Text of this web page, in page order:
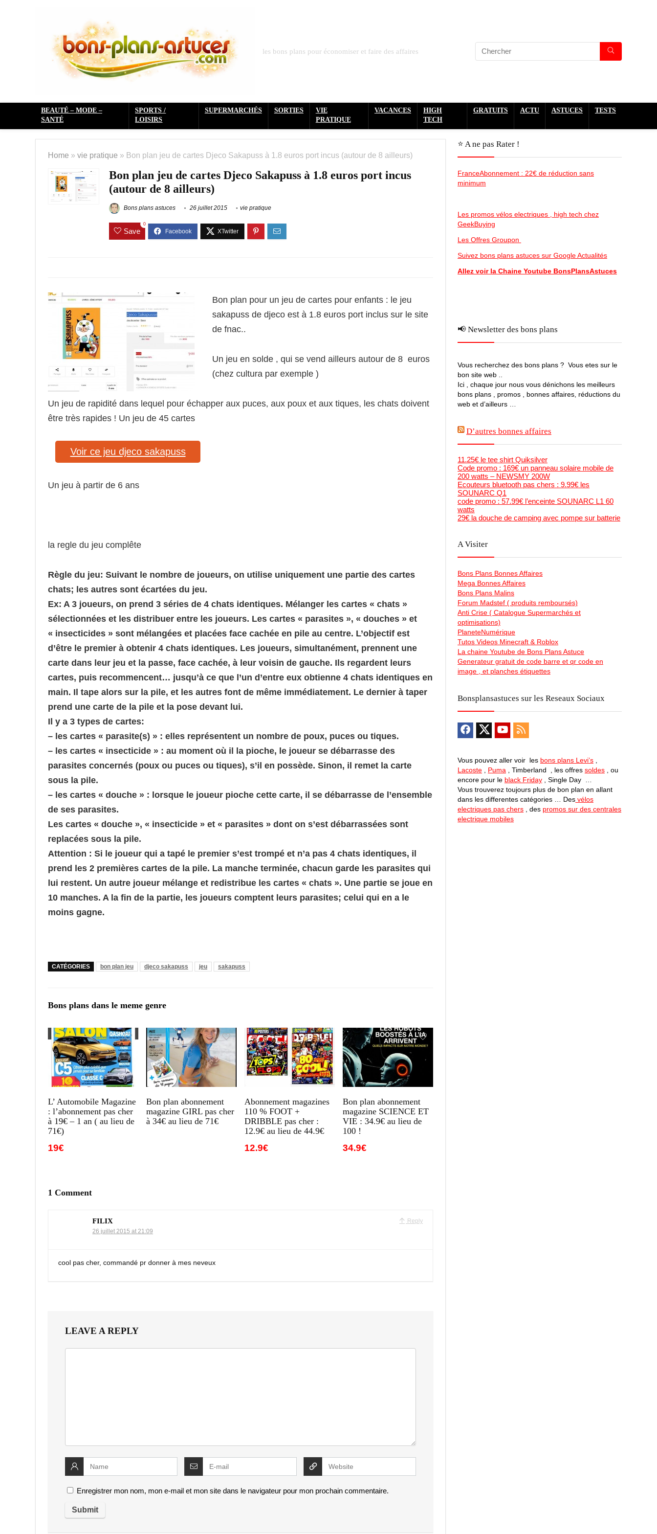
les bons plans pour économiser et faire des affaires
BEAUTÉ – MODE –
SANTÉ
SPORTS /
LOISIRS
SUPERMARCHÉS SORTIES
VIE
PRATIQUE
VACANCES
HIGH
TECH
GRATUITS ACTU ASTUCES TESTS
Home » vie pratique » Bon plan jeu de cartes Djeco Sakapuss à 1.8 euros port incus (autour de 8 ailleurs)
Bon plan jeu de cartes Djeco Sakapuss à 1.8 euros port incus
(autour de 8 ailleurs)
Bons plans astuces 26 juillet 2015 vie pratique
Save
0
Bon plan pour un jeu de cartes pour enfants : le jeu
sakapuss de djeco est à 1.8 euros port inclus sur le site
de fnac..
Un jeu en solde , qui se vend ailleurs autour de 8 euros
(chez cultura par exemple )
Un jeu de rapidité dans lequel pour échapper aux puces, aux poux et aux tiques, les chats doivent
être très rapides ! Un jeu de 45 cartes
Voir ce jeu djeco sakapuss
Un jeu à partir de 6 ans
la regle du jeu complête
Règle du jeu: Suivant le nombre de joueurs, on utilise uniquement une partie des cartes
chats; les autres sont écartées du jeu.
Ex: A 3 joueurs, on prend 3 séries de 4 chats identiques. Mélanger les cartes « chats »
sélectionnées et les distribuer entre les joueurs. Les cartes « parasites », « douches » et
« insecticides » sont mélangées et placées face cachée en pile au centre. L’objectif est
d’être le premier à obtenir 4 chats identiques. Les joueurs, simultanément, prennent une
carte dans leur jeu et la passe, face cachée, à leur voisin de gauche. Ils regardent leurs
cartes, puis recommencent… jusqu’à ce que l’un d’entre eux obtienne 4 chats identiques en
main. Il tape alors sur la pile, et les autres font de même immédiatement. Le dernier à taper
prend une carte de la pile et la pose devant lui.
Il y a 3 types de cartes:
– les cartes « parasite(s) » : elles représentent un nombre de poux, puces ou tiques.
– les cartes « insecticide » : au moment où il la pioche, le joueur se débarrasse des
parasites concernés (poux ou puces ou tiques), s’il en possède. Sinon, il remet la carte
sous la pile.
– les cartes « douche » : lorsque le joueur pioche cette carte, il se débarrasse de l’ensemble
de ses parasites.
Les cartes « douche », « insecticide » et « parasites » dont on s’est débarrassées sont
replacées sous la pile.
Attention : Si le joueur qui a tapé le premier s’est trompé et n’a pas 4 chats identiques, il
prend les 2 premières cartes de la pile. La manche terminée, chacun garde les parasites qui
lui restent. Un autre joueur mélange et redistribue les cartes « chats ». Une partie se joue en
10 manches. A la fin de la partie, les joueurs comptent leurs parasites; celui qui en a le
moins gagne.
CATÉGORIES bon plan jeu djeco sakapuss jeu sakapuss
Bons plans dans le meme genre
L’ Automobile Magazine
: l’abonnement pas cher
à 19€ – 1 an ( au lieu de
71€)
19€
Bon plan abonnement
magazine GIRL pas cher
à 34€ au lieu de 71€
Abonnement magazines
110 % FOOT +
DRIBBLE pas cher :
12.9€ au lieu de 44.9€
12.9€
Bon plan abonnement
magazine SCIENCE ET
VIE : 34.9€ au lieu de
100 !
34.9€
1 Comment
Reply
FILIX
26 juillet 2015 at 21:09
cool pas cher, commandé pr donner à mes neveux
LEAVE A REPLY
Enregistrer mon nom, mon e-mail et mon site dans le navigateur pour mon prochain commentaire.
⭐️ A ne pas Rater !
FranceAbonnement : 22€ de réduction sans
minimum
Les promos vélos electriques , high tech chez
GeekBuying
Les Offres Groupon
Suivez bons plans astuces sur Google Actualités
Allez voir la Chaine Youtube BonsPlansAstuces
📢 Newsletter des bons plans
Vous recherchez des bons plans ? Vous etes sur le
bon site web ..
Ici , chaque jour nous vous dénichons les meilleurs
bons plans , promos , bonnes affaires, réductions du
web et d’ailleurs …
D’autres bonnes affaires
11.25€ le tee shirt Quiksilver
Code promo : 169€ un panneau solaire mobile de
200 watts – NEWSMY 200W
Ecouteurs bluetooth pas chers : 9.99€ les
SOUNARC Q1
code promo : 57.99€ l’enceinte SOUNARC L1 60
watts
29€ la douche de camping avec pompe sur batterie
A Visiter
Bons Plans Bonnes Affaires
Mega Bonnes Affaires
Bons Plans Malins
Forum Madstef ( produits remboursés)
Anti Crise ( Catalogue Supermarchés et
optimisations)
PlaneteNumérique
Tutos Videos Minecraft & Roblox
La chaine Youtube de Bons Plans Astuce
Generateur gratuit de code barre et qr code en
image , et planches étiquettes
Bonsplansastuces sur les Reseaux Sociaux
Vous pouvez aller voir les bons plans Levi’s
Lacoste
Puma , Timberland , les offres soldes , ou
encore pour le black Friday , Single Day …
Vous trouverez toujours plus de bon plan en allant
dans les differentes catégories … Des vélos
electriques pas chers , des promos sur des centrales
electrique mobiles